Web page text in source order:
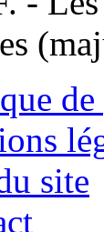
de
site